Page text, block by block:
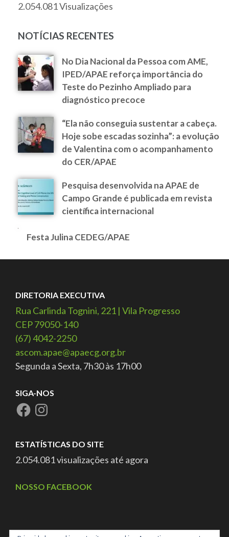
2.054.081 Visualizações
NOTÍCIAS RECENTES
No Dia Nacional da Pessoa com AME,
IPED/APAE reforça importância do
Teste do Pezinho Ampliado para
diagnóstico precoce
“Ela não conseguia sustentar a cabeça.
Hoje sobe escadas sozinha”: a evolução
de Valentina com o acompanhamento
do CER/APAE
Pesquisa desenvolvida na APAE de
Campo Grande é publicada em revista
científica internacional
Festa Julina CEDEG/APAE
DIRETORIA EXECUTIVA
Rua Carlinda Tognini, 221 | Vila Progresso
CEP 79050-140
(67) 4042-2250
ascom.apae@apaecg.org.br
Segunda a Sexta, 7h30 às 17h00
SIGA-NOS
ESTATÍSTICAS DO SITE
2.054.081 visualizações até agora
NOSSO FACEBOOK